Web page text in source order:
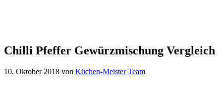
Chilli Pfeffer Gewürzmischung Vergleich
10. Oktober 2018 von Küchen-Meister Team